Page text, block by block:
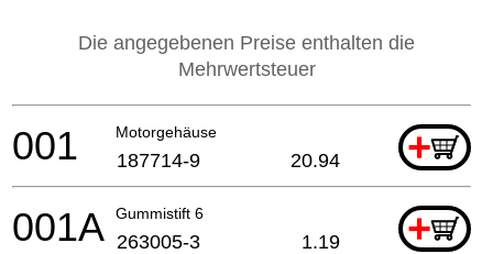
Die angegebenen Preise enthalten die
Mehrwertsteuer
Motorgehäuse +
001 187714-9 20.94
Gummistift 6 +
001A 263005-3 1.19